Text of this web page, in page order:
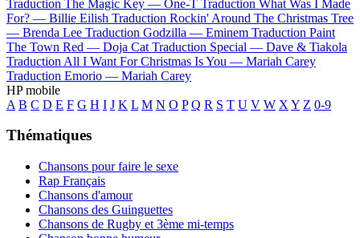
Traduction The Magic Key — One-T Traduction What Was I Made
For? — Billie Eilish Traduction Rockin' Around The Christmas Tree
— Brenda Lee Traduction Godzilla — Eminem Traduction Paint
The Town Red — Doja Cat Traduction Special — Dave & Tiakola
Traduction All I Want For Christmas Is You — Mariah Carey
Traduction Emorio — Mariah Carey
HP mobile
A B C D E F G H I J K L M N O P Q R S T U V W X Y Z 0-9
Thématiques
Chansons pour faire le sexe
Rap Français
Chansons d'amour
Chansons des Guinguettes
Chansons de Rugby et 3ème mi-temps